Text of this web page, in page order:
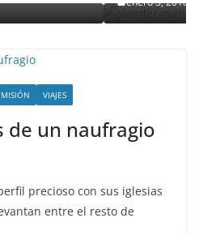
Grecia Cortez
VIAJES
de un naufragio
precioso con sus iglesias
entre el resto de